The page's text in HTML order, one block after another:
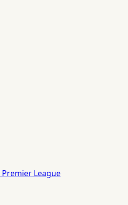
Premier League